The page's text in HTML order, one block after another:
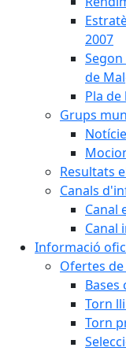
2007
de
Pla
Grups
Resultats
Canals
Canal
Canal
Informació
Ofertes
Bases
Torn
Torn